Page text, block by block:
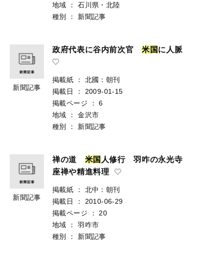
地域
：
石川県・北陸
種別
： 新聞記事
新聞記事
政府代表に谷内前次官米 国に人脈
掲載紙 ：
北國：朝刊
掲載日
：
2009-01-15
掲載ページ
：
6
地域
：
金沢市
種別
： 新聞記事
新聞記事
禅の道 米国 人修行 羽咋の永光寺
座禅や精進料理
掲載紙 ：
北中：朝刊
掲載日
：
2010-06-29
掲載ページ
：
20
地域
：
羽咋市
種別
： 新聞記事